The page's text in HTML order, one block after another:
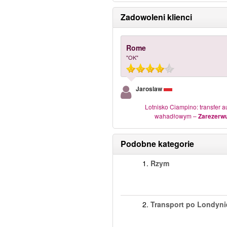
Zadowoleni klienci
Rome
"OK"
Jaroslaw
Lotnisko Ciampino: transfer
wahadłowym–
Podobne kategorie
1. Rzym
2. Transport po